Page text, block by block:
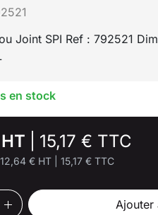
Joint SPI Ref : 792521
en stock
15,17 € TTC
12,64 € HT 15,17 € TTC
Ajouter